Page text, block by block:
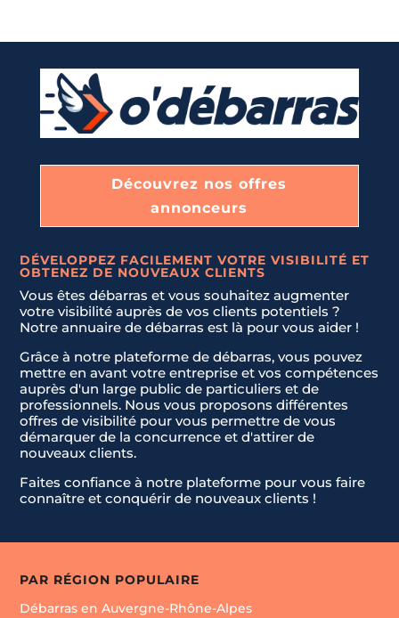
Découvrez nos offres
annonceurs
DÉVELOPPEZ FACILEMENT VOTRE VISIBILITÉ ET
OBTENEZ DE NOUVEAUX CLIENTS
Vous êtes débarras et vous souhaitez augmenter
votre visibilité auprès de vos clients potentiels ?
Notre annuaire de débarras est là pour vous aider !
Grâce à notre plateforme de débarras, vous pouvez
mettre en avant votre entreprise et vos compétences
auprès d'un large public de particuliers et de
professionnels. Nous vous proposons différentes
offres de visibilité pour vous permettre de vous
démarquer de la concurrence et d'attirer de
nouveaux clients.
Faites confiance à notre plateforme pour vous faire
connaître et conquérir de nouveaux clients !
PAR RÉGION POPULAIRE
Débarras en Auvergne-Rhône-Alpes